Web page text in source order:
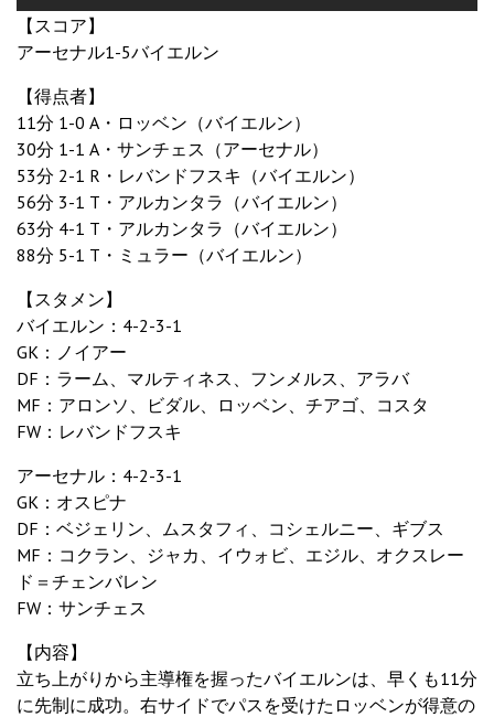
【スコア】
アーセナル1-5バイエルン
【得点者】
11分 1-0 A・ロッベン（バイエルン）
30分 1-1 A・サンチェス（アーセナル）
53分 2-1 R・レバンドフスキ（バイエルン）
56分 3-1 T・アルカンタラ（バイエルン）
63分 4-1 T・アルカンタラ（バイエルン）
88分 5-1 T・ミュラー（バイエルン）
【スタメン】
バイエルン：4-2-3-1
GK：ノイアー
DF：ラーム、マルティネス、フンメルス、アラバ
MF：アロンソ、ビダル、ロッベン、チアゴ、コスタ
FW：レバンドフスキ
アーセナル：4-2-3-1
GK：オスピナ
DF：ベジェリン、ムスタフィ、コシェルニー、ギブス
MF：コクラン、ジャカ、イウォビ、エジル、オクスレー
ド＝チェンバレン
FW：サンチェス
【内容】
立ち上がりから主導権を握ったバイエルンは、早くも11分
に先制に成功。右サイドでパスを受けたロッベンが得意の